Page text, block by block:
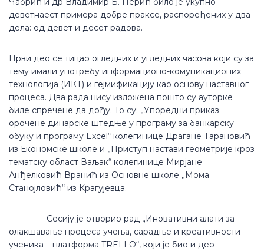
деветнаест примера добре праксе, распоређених у два
дела: од девет и десет радова.
Први део се тицао огледних и угледних часова који су за
тему имали употребу информационо-комуникационих
технологија (ИКТ) и гејмификацију као основу наставног
процеса. Два рада нису изложена пошто су ауторке
биле спречене да дођу. То су: „Упоредни приказ
орочене динарске штедње у програму за банкарску
обуку и програму Excel“ колегинице Драгане Тарановић
из Економске школе и „Приступ настави геометрије кроз
тематску област Ваљак“ колегинице Мирјане
Анђелковић Вранић из Основне школе „Мома
Станојловић“ из Крагујевца.
Сесију је отворио рад „Иновативни алати за
олакшавање процеса учења, сарадње и креативности
ученика – платформа TRELLO“, који је био и део